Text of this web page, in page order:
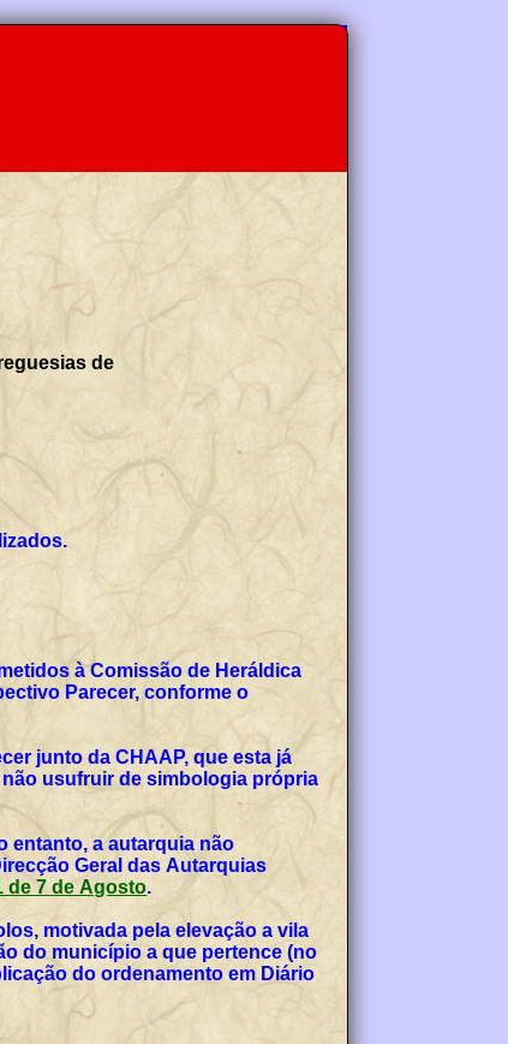
de
à Comissão de Heráldica
Parecer, conforme o
junto da CHAAP, que esta já
usufruir de simbologia própria
entanto, a autarquia não
Geral das Autarquias
de 7 de Agosto.
motivada pela elevação a vila
do município a que pertence (no
do ordenamento em Diário